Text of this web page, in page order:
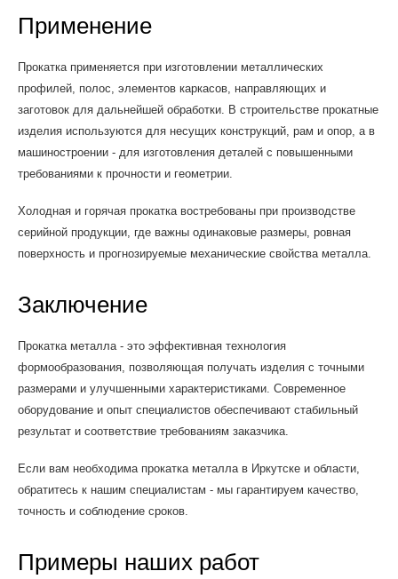
Применение
Прокатка применяется при изготовлении металлических
профилей, полос, элементов каркасов, направляющих и
заготовок для дальнейшей обработки. В строительстве прокатные
изделия используются для несущих конструкций, рам и опор, а в
машиностроении - для изготовления деталей с повышенными
требованиями к прочности и геометрии.
Холодная и горячая прокатка востребованы при производстве
серийной продукции, где важны одинаковые размеры, ровная
поверхность и прогнозируемые механические свойства металла.
Заключение
Прокатка металла - это эффективная технология
формообразования, позволяющая получать изделия с точными
размерами и улучшенными характеристиками. Современное
оборудование и опыт специалистов обеспечивают стабильный
результат и соответствие требованиям заказчика.
Если вам необходима прокатка металла в Иркутске и области,
обратитесь к нашим специалистам - мы гарантируем качество,
точность и соблюдение сроков.
Примеры наших работ